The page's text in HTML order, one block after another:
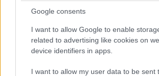
Google consents
I want to allow Google to enable
related to advertising like cookies on
device identifiers in apps.
I want to allow my user data to be sent